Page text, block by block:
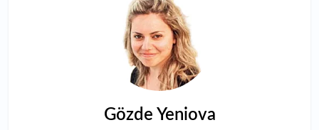
Gözde Yeniova